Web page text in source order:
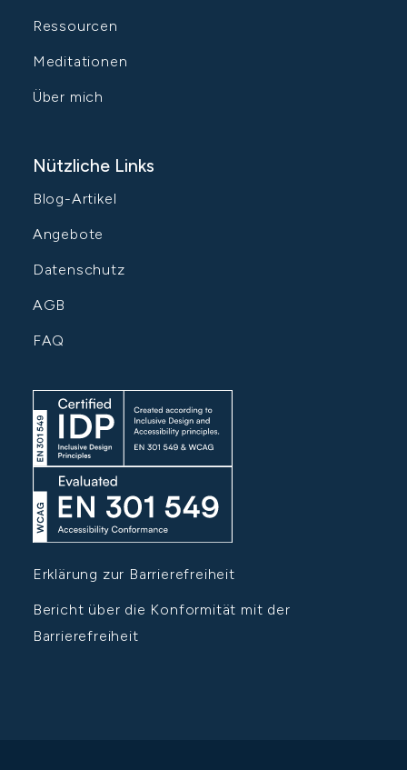
Ressourcen
Meditationen
Über mich
Nützliche Links
Blog-Artikel
Angebote
Datenschutz
AGB
FAQ
Erklärung zur Barrierefreiheit
Bericht über die Konformität mit der
Barrierefreiheit